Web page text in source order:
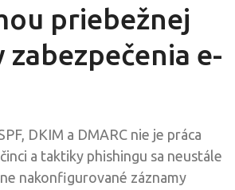
priebežnej
e-
DKIM a DMARC nie je práca
a taktiky phishingu sa neustále
nakonfigurované záznamy